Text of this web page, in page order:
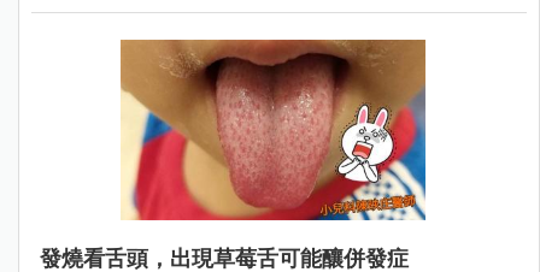
發燒看舌頭，出現草莓舌可能釀併發症